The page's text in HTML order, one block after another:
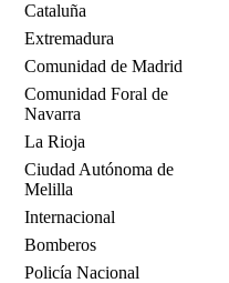
Cataluña
Extremadura
Comunidad de Madrid
Comunidad Foral de
Navarra
La Rioja
Ciudad Autónoma de
Melilla
Internacional
Bomberos
Policía Nacional